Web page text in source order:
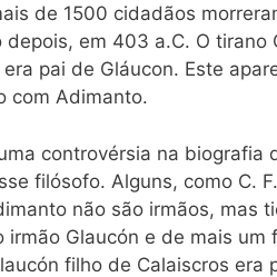
de 1500 cidadãos
depois, em 403 a.C. O tirano
pai de Gláucon. Este
com Adimanto.
controvérsia na biografia
filósofo. Alguns, como C.
não são irmãos, mas
irmão Glaucón e de mais
filho de Calaiscros era